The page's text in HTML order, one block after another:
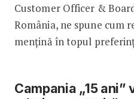
Customer Officer &
România, ne spune cum
mențină în topul
Campania „15